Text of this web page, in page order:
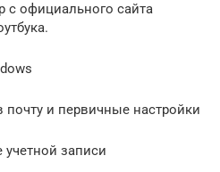
с официального сайта
и первичные настройки
учетной записи